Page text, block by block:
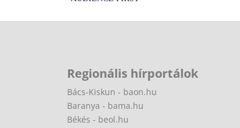
Regionális hírportálok
Bács-Kiskun - baon.hu
Baranya - bama.hu
Békés - beol.hu